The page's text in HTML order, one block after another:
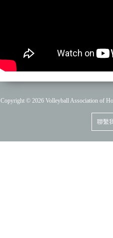
Copyright © 2026 Volleyball Association of
聯繫